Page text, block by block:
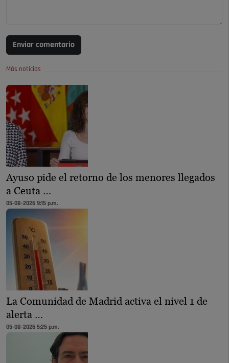
Enviar comentario
Más noticias
Ayuso pide el retorno de los menores llegados
a Ceuta …
05-08-2026 9:15 p.m.
La Comunidad de Madrid activa el nivel 1 de
alerta …
05-08-2026 5:25 p.m.